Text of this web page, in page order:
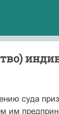
суда
им